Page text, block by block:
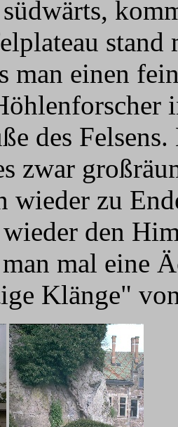
stand
man einen
des
zwar
wieder zu
den
mal eine
Klänge"